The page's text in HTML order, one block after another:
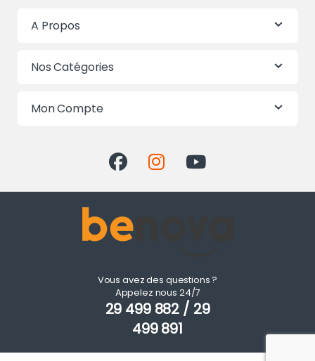
A Propos
Nos Catégories
Mon Compte
Vous avez des questions ?
Appelez nous 24/7
29 499 882 / 29
499 891